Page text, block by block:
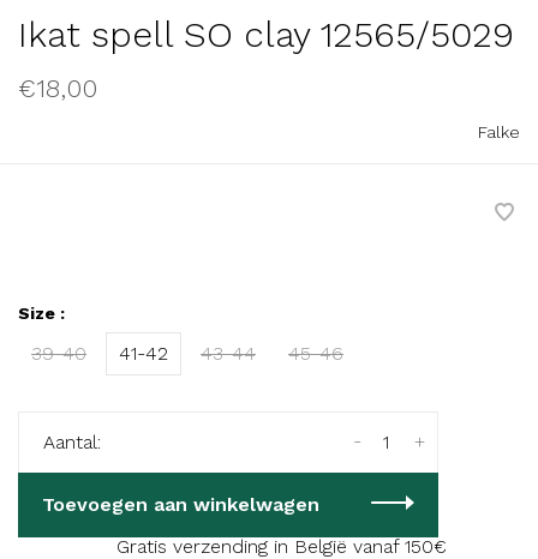
Ikat spell SO clay 12565/5029
€18,00
Falke
Size :
39-40 41-42 43-44 45-46
Aantal: +
-
Toevoegen aan winkelwagen
Gratis verzending in België vanaf 150€